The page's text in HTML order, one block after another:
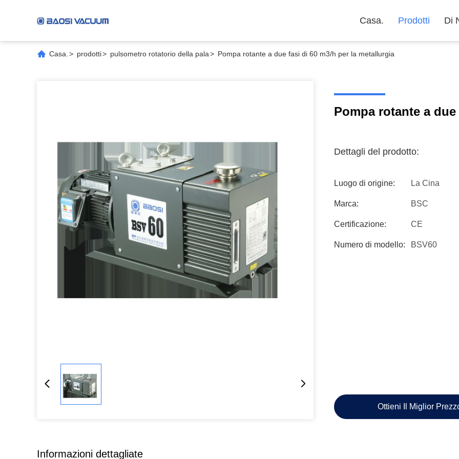
Casa. Prodotti Di
Casa. > prodotti> pulsometro rotatorio della pala> Pompa rotante a due fasi di 60 m3/h per la metallurgia
Pompa rotante a
Dettagli del prodotto:
Luogo di origine: La Cina
Marca: BSC
Certificazione: CE
Numero di modello: BSV60
Ottieni Il Miglior
Informazioni dettagliate